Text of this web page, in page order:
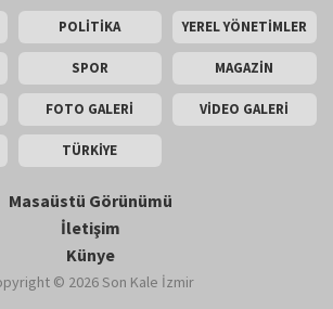
POLİTİKA YEREL YÖNETİMLER
SPOR MAGAZİN
FOTO GALERİ VİDEO GALERİ
TÜRKİYE
Masaüstü Görünümü
İletişim
Künye
© 2026 Son Kale İzmir